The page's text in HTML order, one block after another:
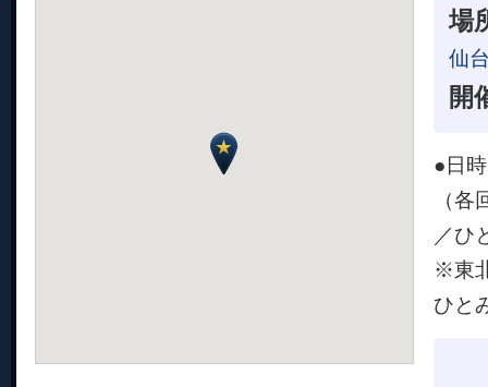
場
仙
開
●日
（
／ひ
※東
ひと